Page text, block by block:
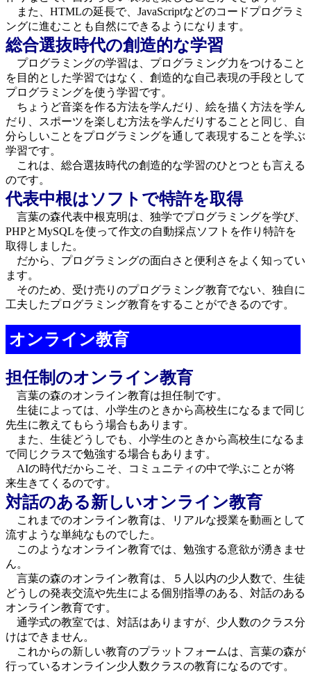
また、HTMLの延長で、JavaScriptなどのコードプログラミ
ングに進むことも自然にできるようになります。
総合選抜時代の創造的な学習
プログラミングの学習は、プログラミング力をつけること
を目的とした学習ではなく、創造的な自己表現の手段として
プログラミングを使う学習です。
ちょうど音楽を作る方法を学んだり、絵を描く方法を学ん
だり、スポーツを楽しむ方法を学んだりすることと同じ、自
分らしいことをプログラミングを通して表現することを学ぶ
学習です。
これは、総合選抜時代の創造的な学習のひとつとも言える
のです。
代表中根はソフトで特許を取得
言葉の森代表中根克明は、独学でプログラミングを学び、
PHPとMySQLを使って作文の自動採点ソフトを作り特許を
取得しました。
だから、プログラミングの面白さと便利さをよく知ってい
ます。
そのため、受け売りのプログラミング教育でない、独自に
工夫したプログラミング教育をすることができるのです。
オンライン教育
担任制のオンライン教育
言葉の森のオンライン教育は担任制です。
生徒によっては、小学生のときから高校生になるまで同じ
先生に教えてもらう場合もあります。
また、生徒どうしでも、小学生のときから高校生になるま
で同じクラスで勉強する場合もあります。
AIの時代だからこそ、コミュニティの中で学ぶことが将
来生きてくるのです。
対話のある新しいオンライン教育
これまでのオンライン教育は、リアルな授業を動画として
流すような単純なものでした。
このようなオンライン教育では、勉強する意欲が湧きませ
ん。
言葉の森のオンライン教育は、５人以内の少人数で、生徒
どうしの発表交流や先生による個別指導のある、対話のある
オンライン教育です。
通学式の教室では、対話はありますが、少人数のクラス分
けはできません。
これからの新しい教育のプラットフォームは、言葉の森が
行っているオンライン少人数クラスの教育になるのです。